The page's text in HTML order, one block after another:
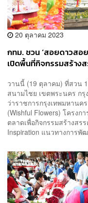
20 ตุลาคม 2023
กทม. ชวน ‘สอยดาวสอ
เปิดพื้นที่กิจกรรมสร้าง
วานนี้ (19 ตุลาคม) ที่สวน
สนามไชย เขตพระนคร ก
ว่าราชการกรุงเทพมหานค
(Wishful Flowers) โครง
ตลาดเพื่อกิจกรรมสร้างสร
Inspiration แนวทางการ